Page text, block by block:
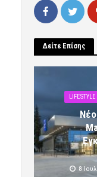
Δείτε Επίσης
LIFESTYLE
8